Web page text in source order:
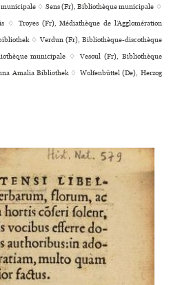
♢ Sens (Fr), Bibliothèque muni­ci­pale ♢
♢ Troyes (Fr), Médiathèque de l’Agglomération
♢ Verdun (Fr), Bibliothèque-dis­co­thè­que
muni­ci­pale ♢ Vesoul (Fr), Bibliothèque
Amalia Bibliothek ♢ Wolfenbüttel (De), Herzog